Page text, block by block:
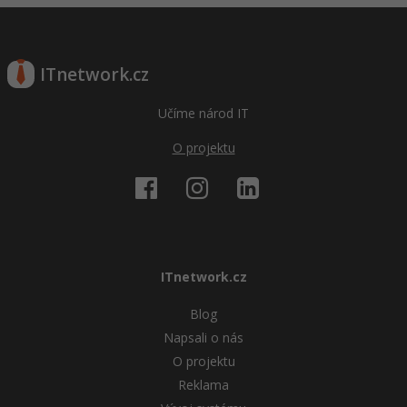
Linux
ITnetwork.cz
Učíme národ IT
O projektu
ITnetwork.cz
Blog
Napsali o nás
O projektu
Reklama